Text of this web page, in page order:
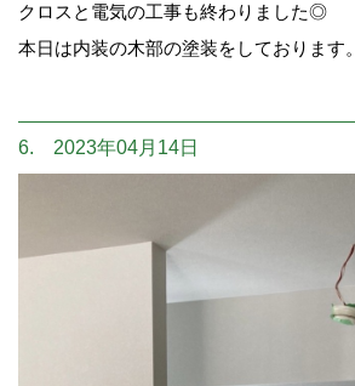
クロスと電気の工事も終わりました◎
本日は内装の木部の塗装をしております。
6. 2023年04月14日